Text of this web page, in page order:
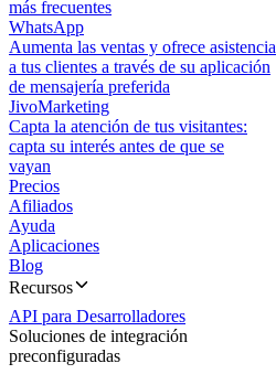
más frecuentes
WhatsApp
Aumenta las ventas y ofrece asistencia
a tus clientes a través de su aplicación
de mensajería preferida
JivoMarketing
Capta la atención de tus visitantes:
capta su interés antes de que se
vayan
Precios
Afiliados
Ayuda
Aplicaciones
Blog
Recursos
API para Desarrolladores
Soluciones de integración
preconfiguradas